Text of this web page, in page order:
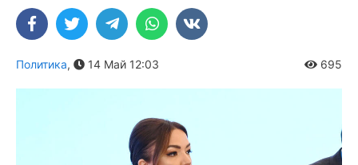
Политика, 14 Май 12:03 695